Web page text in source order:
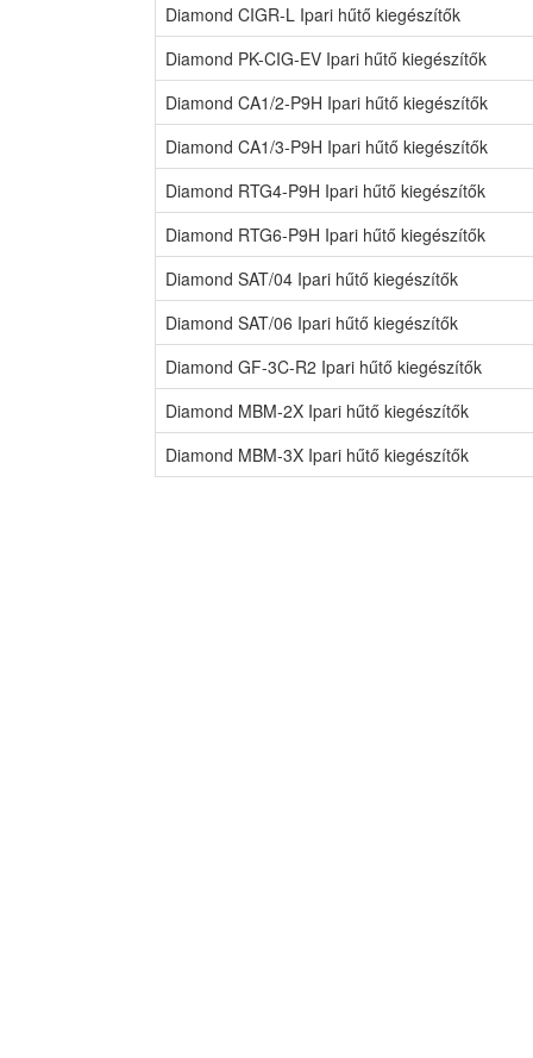
Diamond CIGR-L Ipari hűtő kiegészítők
Diamond PK-CIG-EV Ipari hűtő kiegészítők
Diamond CA1/2-P9H Ipari hűtő kiegészítők
Diamond CA1/3-P9H Ipari hűtő kiegészítők
Diamond RTG4-P9H Ipari hűtő kiegészítők
Diamond RTG6-P9H Ipari hűtő kiegészítők
Diamond SAT/04 Ipari hűtő kiegészítők
Diamond SAT/06 Ipari hűtő kiegészítők
Diamond GF-3C-R2 Ipari hűtő kiegészítők
Diamond MBM-2X Ipari hűtő kiegészítők
Diamond MBM-3X Ipari hűtő kiegészítők